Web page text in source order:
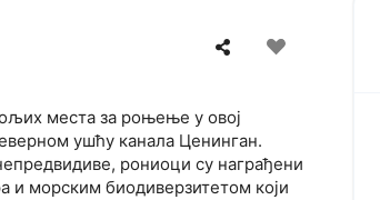
места за роњење у овој
ушћу канала Ценинган.
рониоци су награђени
и морским биодиверзитетом који